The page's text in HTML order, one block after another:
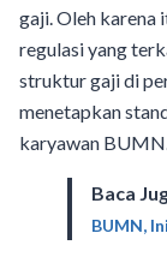
gaji. Oleh karena
regulasi yang
struktur gaji di
menetapkan
karyawan
Baca
BUMN,